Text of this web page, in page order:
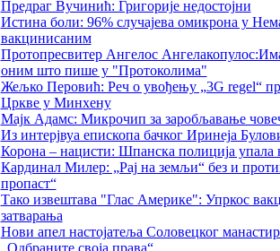
Предраг Вучинић: Григорије недостојни
Истина боли: 96% случајева омикрона у
вакцинисаним
Протопресвитер Ангелос
оним што пише у "Протоколима"
Жељко Перовић: Реч о увођењу „3G regеl“
Цркве у Минхену
Мајк Адамс: Микрочип за заробљавање
Из интерјвуа епископа бачког Иринеја
Корона – нацисти: Шпанска полиција
Кардинал Милер: „Рај на земљи“ без и
пропаст“
Тако извештава "Глас Америке": Упркос
затварања
Нови апел настојатеља Соловецког
„Одбраните своја права“